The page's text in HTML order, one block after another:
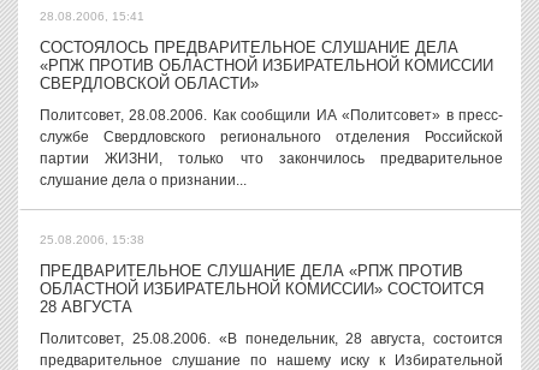
28.08.2006, 15:41
СОСТОЯЛОСЬ ПРЕДВАРИТЕЛЬНОЕ СЛУШАНИЕ ДЕЛА
«РПЖ ПРОТИВ ОБЛАСТНОЙ ИЗБИРАТЕЛЬНОЙ КОМИССИИ
СВЕРДЛОВСКОЙ ОБЛАСТИ»
Политсовет, 28.08.2006. Как сообщили ИА «Политсовет» в пресс-
службе Свердловского регионального отделения Российской
партии ЖИЗНИ, только что закончилось предварительное
слушание дела о признании...
25.08.2006, 15:38
ПРЕДВАРИТЕЛЬНОЕ СЛУШАНИЕ ДЕЛА «РПЖ ПРОТИВ
ОБЛАСТНОЙ ИЗБИРАТЕЛЬНОЙ КОМИССИИ» СОСТОИТСЯ
28 АВГУСТА
Политсовет, 25.08.2006. «В понедельник, 28 августа, состоится
предварительное слушание по нашему иску к Избирательной